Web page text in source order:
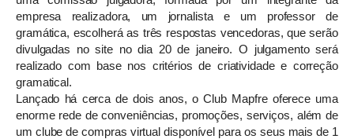
empresa realizadora, um jornalista e um professor de
gramática, escolherá as três respostas vencedoras, que serão
divulgadas no site no dia 20 de janeiro. O julgamento será
realizado com base nos critérios de criatividade e correção
gramatical.
Lançado há cerca de dois anos, o Club Mapfre oferece uma
enorme rede de conveniências, promoções, serviços, além de
um clube de compras virtual disponível para os seus mais de 1